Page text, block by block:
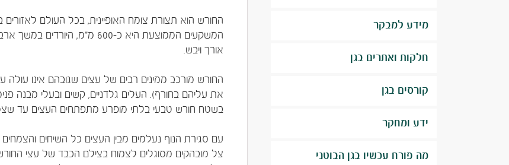
החורש הוא תצורת צומח האופיינית, בכל העולם לאזורים
המשקעים הממוצעת היא כ-600
אורך ויבש.
את עליהם בחורף). העלים גלדניים, קשים ובעלי
בשטח חורש טבעי בלתי מופרע מתפתחים העצים עד
עם סגירת הנוף נעלמים מבין העצים כל השיחים
צל מובהקים מסוגלים לצמוח בצילם הכבד של עצי
מידע למבקר
חלקות ואתרים בגן
קורסים בגן
ידע ומחקר
מה פורח עכשיו בגן הבוטני